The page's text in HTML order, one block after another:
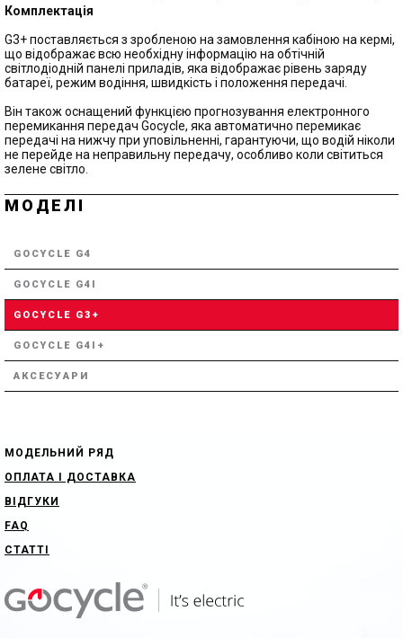
Комплектація
G3+ поставляється з зробленою на замовлення кабіною на кермі,
що відображає всю необхідну інформацію на обтічній
світлодіодній панелі приладів, яка відображає рівень заряду
батареї, режим водіння, швидкість і положення передачі.
Він також оснащений функцією прогнозування електронного
перемикання передач Gocycle, яка автоматично перемикає
передачі на нижчу при уповільненні, гарантуючи, що водій ніколи
не перейде на неправильну передачу, особливо коли світиться
зелене світло.
МОДЕЛІ
GOCYCLE G4
GOCYCLE G4I
GOCYCLE G3+
GOCYCLE G4I+
АКСЕСУАРИ
МОДЕЛЬНИЙ РЯД
ОПЛАТА І ДОСТАВКА
ВІДГУКИ
FAQ
СТАТТІ